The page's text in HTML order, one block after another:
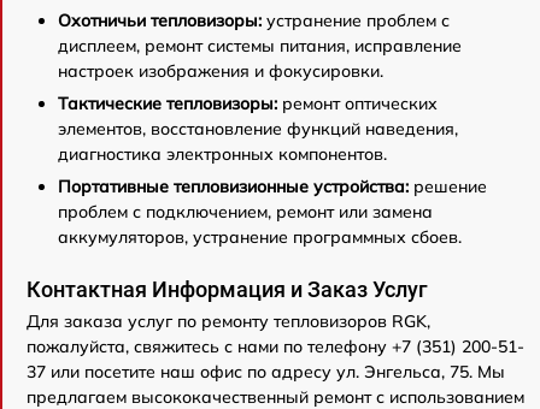
Охотничьи тепловизоры: устранение проблем с
дисплеем, ремонт системы питания, исправление
настроек изображения и фокусировки.
Тактические тепловизоры: ремонт оптических
элементов, восстановление функций наведения,
диагностика электронных компонентов.
Портативные тепловизионные устройства: решение
проблем с подключением, ремонт или замена
аккумуляторов, устранение программных сбоев.
Контактная Информация и Заказ Услуг
Для заказа услуг по ремонту тепловизоров RGK,
пожалуйста, свяжитесь с нами по телефону +7 (351) 200-51-
37 или посетите наш офис по адресу ул. Энгельса, 75. Мы
предлагаем высококачественный ремонт с использованием